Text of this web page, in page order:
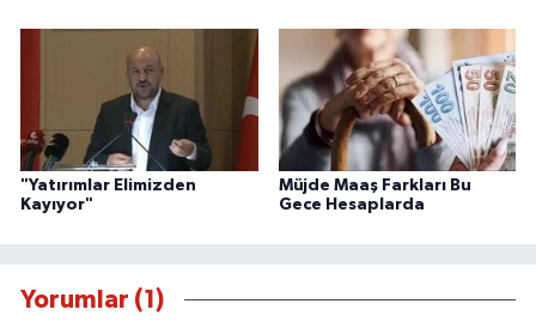
"Yatırımlar Elimizden
Kayıyor"
Müjde Maaş Farkları Bu
Gece Hesaplarda
Yorumlar (1)